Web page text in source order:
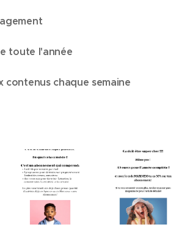
toute l'année
contenus chaque semaine